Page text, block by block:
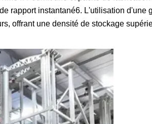
rapport instantané6. L'utilisation d'une
offrant une densité de stockage